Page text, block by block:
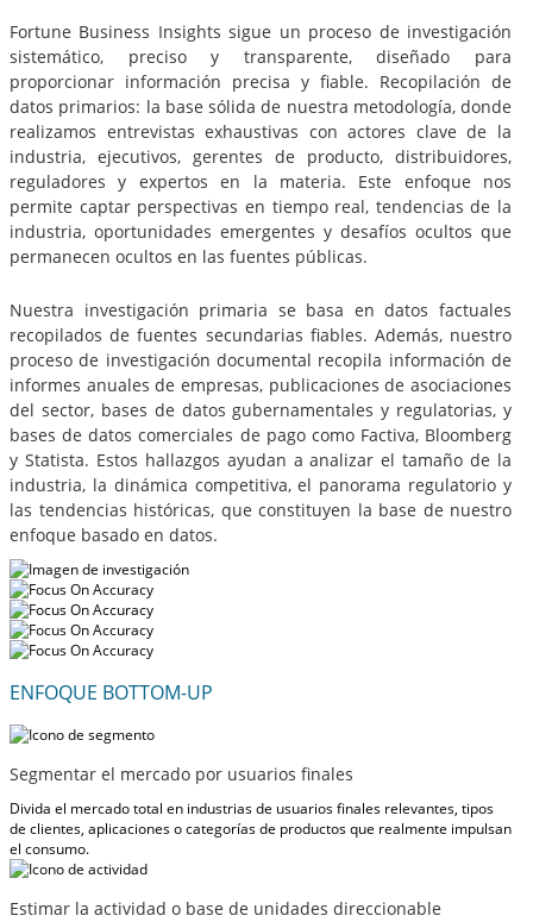
Fortune Business Insights sigue un proceso de investigación
sistemático, preciso y transparente, diseñado para
proporcionar información precisa y fiable. Recopilación de
datos primarios: la base sólida de nuestra metodología, donde
realizamos entrevistas exhaustivas con actores clave de la
industria, ejecutivos, gerentes de producto, distribuidores,
reguladores y expertos en la materia. Este enfoque nos
permite captar perspectivas en tiempo real, tendencias de la
industria, oportunidades emergentes y desafíos ocultos que
permanecen ocultos en las fuentes públicas.
Nuestra investigación primaria se basa en datos factuales
recopilados de fuentes secundarias fiables. Además, nuestro
proceso de investigación documental recopila información de
informes anuales de empresas, publicaciones de asociaciones
del sector, bases de datos gubernamentales y regulatorias, y
bases de datos comerciales de pago como Factiva, Bloomberg
y Statista. Estos hallazgos ayudan a analizar el tamaño de la
industria, la dinámica competitiva, el panorama regulatorio y
las tendencias históricas, que constituyen la base de nuestro
enfoque basado en datos.
ENFOQUE BOTTOM-UP
Segmentar el mercado por usuarios finales
Divida el mercado total en industrias de usuarios finales relevantes, tipos
de clientes, aplicaciones o categorías de productos que realmente impulsan
el consumo.
Estimar la actividad o base de unidades direccionable